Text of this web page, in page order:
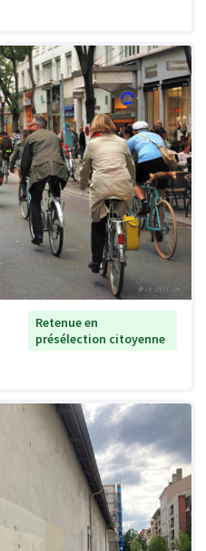
Retenue en
présélection citoyenne